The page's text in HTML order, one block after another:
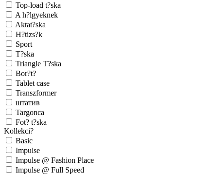
Top-load t?ska
A h?lgyeknek
Aktat?ska
H?tizs?k
Sport
T?ska
Triangle T?ska
Bor?t?
Tablet case
Transzformer
штатив
Targonca
Fot? t?ska
Kollekci?
Basic
Impulse
Impulse @ Fashion Place
Impulse @ Full Speed